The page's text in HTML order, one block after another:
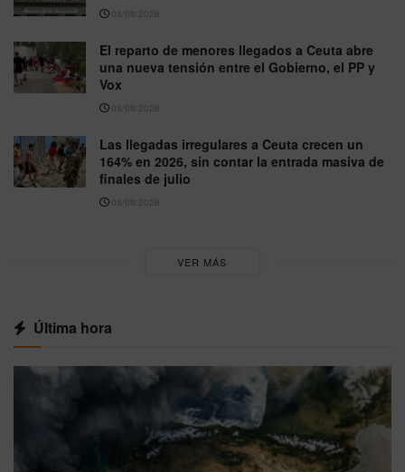
06/08/2026
El reparto de menores llegados a Ceuta abre
una nueva tensión entre el Gobierno, el PP y
Vox
06/08/2026
Las llegadas irregulares a Ceuta crecen un
164% en 2026, sin contar la entrada masiva de
finales de julio
06/08/2026
VER MÁS
Última hora